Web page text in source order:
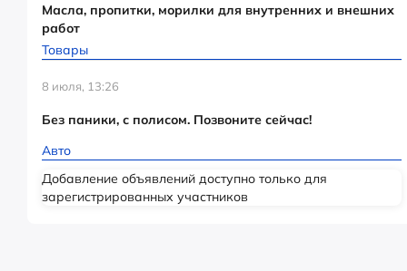
Масла, пропитки, морилки для внутренних и внешних
работ
Товары
8 июля, 13:26
Без паники, с полисом. Позвоните сейчас!
Авто
Добавление объявлений доступно только для
зарегистрированных участников